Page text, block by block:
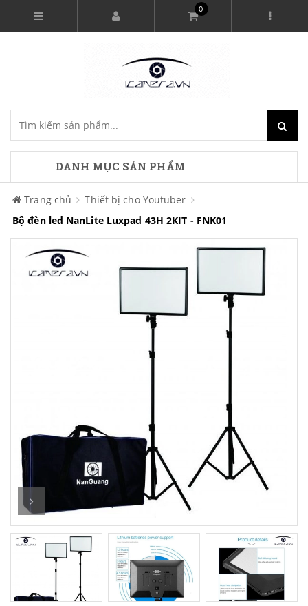
0
DANH MỤC SẢN PHẨM
Trang chủ
Thiết bị cho Youtuber
Bộ đèn led NanLite Luxpad 43H 2KIT - FNK01